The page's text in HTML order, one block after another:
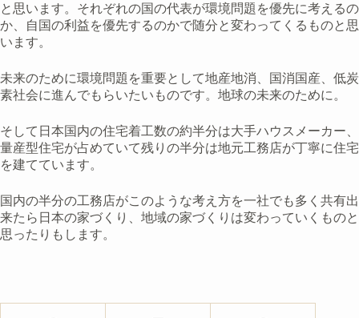
と思います。それぞれの国の代表が環境問題を優先に考えるの
か、自国の利益を優先するのかで随分と変わってくるものと思
います。
未来のために環境問題を重要として地産地消、国消国産、低炭
素社会に進んでもらいたいものです。地球の未来のために。
そして日本国内の住宅着工数の約半分は大手ハウスメーカー、
量産型住宅が占めていて残りの半分は地元工務店が丁寧に住宅
を建てています。
国内の半分の工務店がこのような考え方を一社でも多く共有出
来たら日本の家づくり、地域の家づくりは変わっていくものと
思ったりもします。